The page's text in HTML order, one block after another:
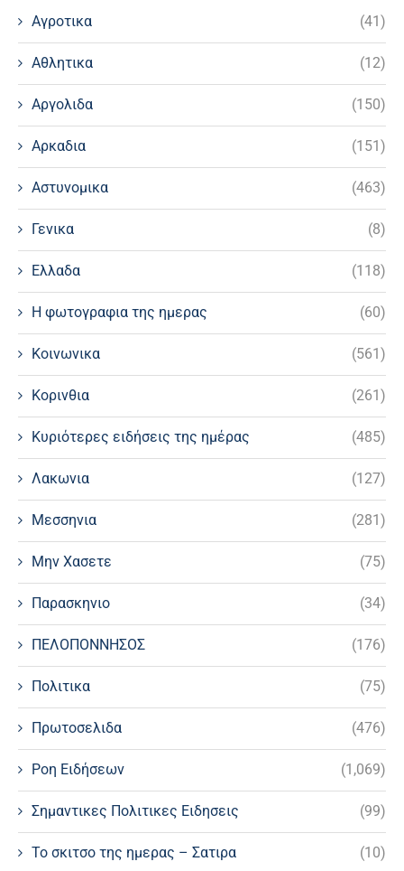
Αγροτικα (41)
Αθλητικα (12)
Αργολιδα (150)
Αρκαδια (151)
Αστυνομικα (463)
Γενικα (8)
Ελλαδα (118)
Η φωτογραφια της ημερας (60)
Κοινωνικα (561)
Κορινθια (261)
Κυριότερες ειδήσεις της ημέρας (485)
Λακωνια (127)
Μεσσηνια (281)
Μην Χασετε (75)
Παρασκηνιο (34)
ΠΕΛΟΠΟΝΝΗΣΟΣ (176)
Πολιτικα (75)
Πρωτοσελιδα (476)
Ροη Ειδήσεων (1,069)
Σημαντικες Πολιτικες Ειδησεις (99)
Το σκιτσο της ημερας – Σατιρα (10)